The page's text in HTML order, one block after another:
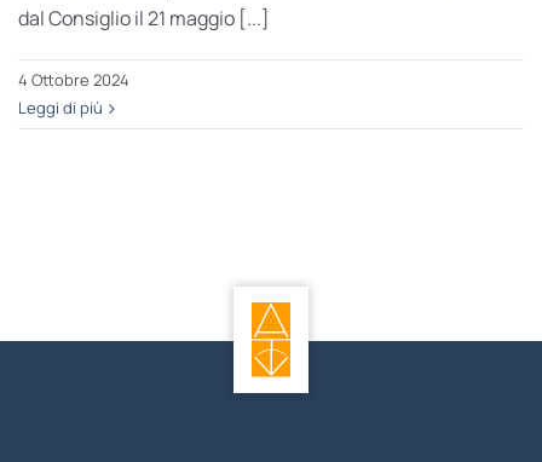
dal Consiglio il 21 maggio [...]
4 Ottobre 2024
Leggi di più